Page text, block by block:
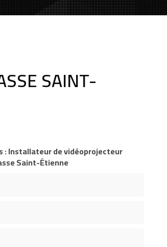
SAINT-
: Installateur de vidéoprojecteur
Saint-Étienne